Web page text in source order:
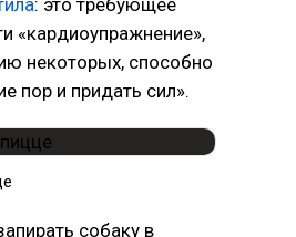
: это требующее
«кардиоупражнение»,
некоторых, способно
пор и придать сил».
собаку в